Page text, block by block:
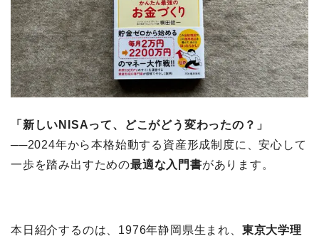
「新しいNISAって、どこがどう変わったの？」
──2024年から本格始動する資産形成制度に、安心して
一歩を踏み出すための最適な入門書があります。
本日紹介するのは、1976年静岡県生まれ、 東京大学理